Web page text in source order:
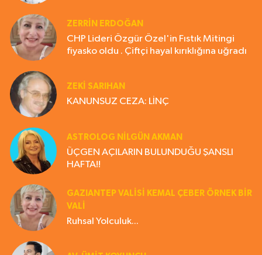
ZERRIN ERDOĞAN
CHP Lideri Özgür Özel'in Fıstık Mitingi
fiyasko oldu . Çiftçi hayal kırıklığına uğradı
ZEKI SARIHAN
KANUNSUZ CEZA: LİNÇ
ASTROLOG NILGÜN AKMAN
ÜÇGEN AÇILARIN BULUNDUĞU ŞANSLI
HAFTA!!
GAZIANTEP VALISI KEMAL ÇEBER ÖRNEK BİR
VALİ
Ruhsal Yolculuk...